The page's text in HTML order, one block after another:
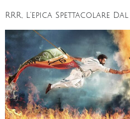
RRR, L’epica Spettacolare